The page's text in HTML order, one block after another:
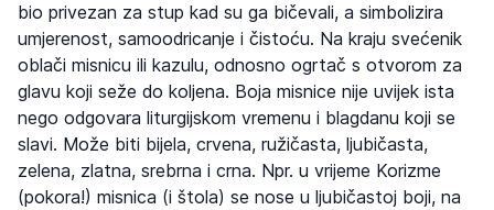
bio privezan za stup kad su ga bičevali, a simbolizira
umjerenost, samoodricanje i čistoću. Na kraju svećenik
oblači misnicu ili kazulu, odnosno ogrtač s otvorom za
glavu koji seže do koljena. Boja misnice nije uvijek ista
nego odgovara liturgijskom vremenu i blagdanu koji se
slavi. Može biti bijela, crvena, ružičasta, ljubičasta,
zelena, zlatna, srebrna i crna. Npr. u vrijeme Korizme
(pokora!) misnica (i štola) se nose u ljubičastoj boji, na